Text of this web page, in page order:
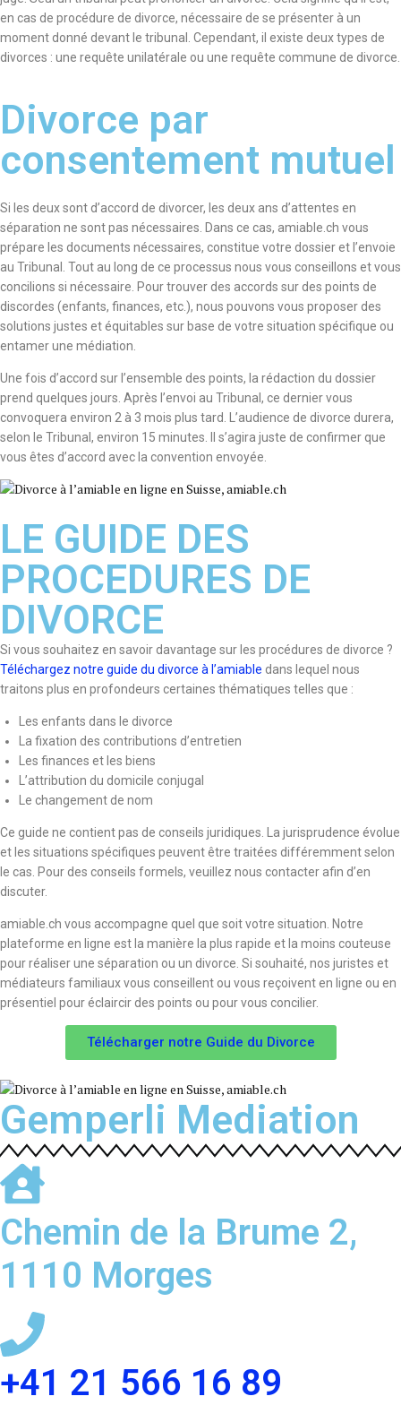
en cas de procédure de divorce, nécessaire de se présenter à un
moment donné devant le tribunal. Cependant, il existe deux types de
divorces : une requête unilatérale ou une requête commune de divorce.
Divorce par
consentement mutuel
Si les deux sont d’accord de divorcer, les deux ans d’attentes en
séparation ne sont pas nécessaires. Dans ce cas, amiable.ch vous
prépare les documents nécessaires, constitue votre dossier et l’envoie
au Tribunal. Tout au long de ce processus nous vous conseillons et vous
concilions si nécessaire. Pour trouver des accords sur des points de
discordes (enfants, finances, etc.), nous pouvons vous proposer des
solutions justes et équitables sur base de votre situation spécifique ou
entamer une médiation.
Une fois d’accord sur l’ensemble des points, la rédaction du dossier
prend quelques jours. Après l’envoi au Tribunal, ce dernier vous
convoquera environ 2 à 3 mois plus tard. L’audience de divorce durera,
selon le Tribunal, environ 15 minutes. ll s’agira juste de confirmer que
vous êtes d’accord avec la convention envoyée.
LE GUIDE DES
PROCEDURES DE
DIVORCE
Si vous souhaitez en savoir davantage sur les procédures de divorce ?
Téléchargez notre guide du divorce à l’amiable dans lequel nous
traitons plus en profondeurs certaines thématiques telles que :
Les enfants dans le divorce
La fixation des contributions d’entretien
Les finances et les biens
L’attribution du domicile conjugal
Le changement de nom
Ce guide ne contient pas de conseils juridiques. La jurisprudence évolue
et les situations spécifiques peuvent être traitées différemment selon
le cas. Pour des conseils formels, veuillez nous contacter afin d’en
discuter.
amiable.ch vous accompagne quel que soit votre situation. Notre
plateforme en ligne est la manière la plus rapide et la moins couteuse
pour réaliser une séparation ou un divorce. Si souhaité, nos juristes et
médiateurs familiaux vous conseillent ou vous reçoivent en ligne ou en
présentiel pour éclaircir des points ou pour vous concilier.
Télécharger notre Guide du Divorce
Gemperli Mediation
Chemin de la Brume 2,
1110 Morges
+41 21 566 16 89